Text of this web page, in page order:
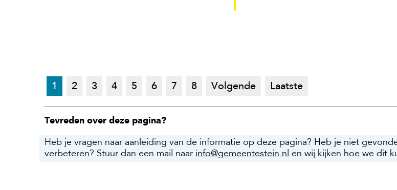
1 2 3 4 5 6 7 8 Volgende Laatste
Tevreden over deze pagina?
Heb je vragen naar aanleiding van de informatie op deze pagina? Heb je niet
verbeteren? Stuur dan een mail naar info@gemeentestein.nl en wij kijken hoe we dit